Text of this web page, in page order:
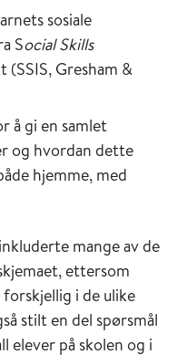
sosiale
Social Skills
(SSIS, Gresham &
å gi en samlet
og hvordan dette
hjemme, med
mange av de
ettersom
i de ulike
stilt en del spørsmål
elever på skolen og i